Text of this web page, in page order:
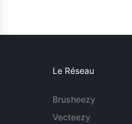
Le Réseau
Brusheezy
Vecteezy